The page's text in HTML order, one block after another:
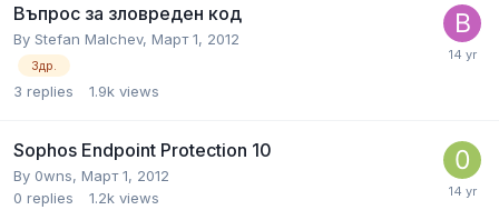
Въпрос за зловреден код
By Stefan Malchev, Март 1, 2012
Здр.
3 replies 1.9k views
Sophos Endpoint Protection 10
By 0wns, Март 1, 2012
0 replies 1.2k views